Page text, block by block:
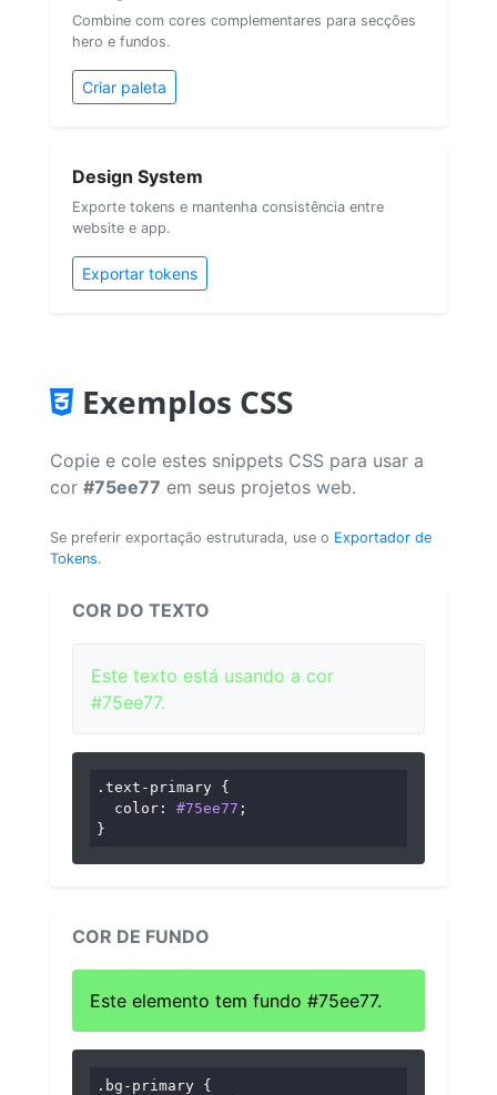
Combine com cores complementares para secções
hero e fundos.
Criar paleta
Design System
Exporte tokens e mantenha consistência entre
website e app.
Exportar tokens
Exemplos CSS
Copie e cole estes snippets CSS para usar a
cor #75ee77 em seus projetos web.
Se preferir exportação estruturada, use o Exportador de
Tokens.
COR DO TEXTO
Este texto está usando a cor
#75ee77.
.text-primary {
color : #75ee77 ;
}
COR DE FUNDO
Este elemento tem fundo #75ee77.
.bg-primary {